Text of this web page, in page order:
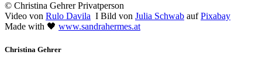
© Christina Gehrer Privatperson
Video von Rulo Davila I Bild von Julia Schwab aufPixabay
Made with 🖤 www.sandrahermes.at
Christina Gehrer